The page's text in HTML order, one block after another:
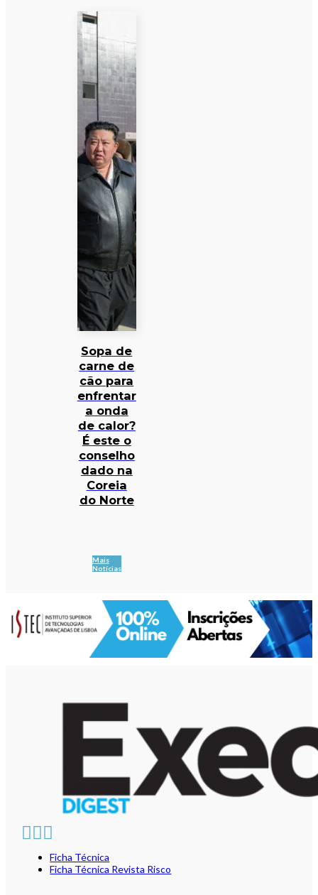
Sopa de
carne de
cão para
enfrentar
a onda
de calor?
É este o
conselho
dado na
Coreia
do Norte
Mais
Notícias
Ficha Técnica
Ficha Técnica Revista Risco